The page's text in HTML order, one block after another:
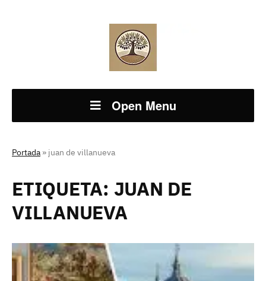
Open Menu
Portada » juan de villanueva
ETIQUETA: JUAN DE
VILLANUEVA